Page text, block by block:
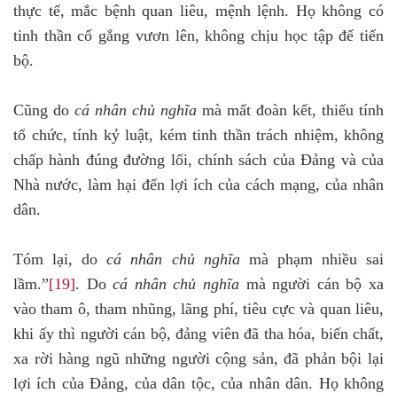
thực tế, mắc bệnh quan liêu, mệnh lệnh. Họ không có
tinh thần cố gắng vươn lên, không chịu học tập để tiến
bộ.
Cũng do cá nhân chủ nghĩa mà mất đoàn kết, thiếu tính
tổ chức, tính kỷ luật, kém tinh thần trách nhiệm, không
chấp hành đúng đường lối, chính sách của Đảng và của
Nhà nước, làm hại đến lợi ích của cách mạng, của nhân
dân.
Tóm lại, docá nhân chủ nghĩamà phạm nhiều sai
lầm.”[19]. Docá nhân chủ nghĩa mà người cán bộ xa
vào tham ô, tham nhũng, lãng phí, tiêu cực và quan liêu,
khi ấy thì người cán bộ, đảng viên đã tha hóa, biến chất,
xa rời hàng ngũ những người cộng sản, đã phản bội lại
lợi ích của Đảng, của dân tộc, của nhân dân. Họ không